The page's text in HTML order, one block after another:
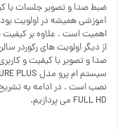
ضبط صدا و تصویر جلسات با
آموزشی همیشه در اولویت
اهمیت است . علاوه بر کیفیت
از دیگر اولویت های رکوردر
صدا و تصویر با کیفیت و
FULL HD می پردازیم.